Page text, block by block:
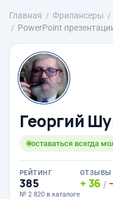
Главная Фрилансеры
PowerPoint
Георгий
оставаться всегда
РЕЙТИНГ
385
№ 2 820 в каталоге
ОТЗЫВЫ
36 /